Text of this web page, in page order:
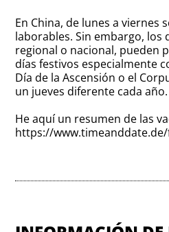
En China, de lunes a viernes
laborables. Sin embargo, los
regional o nacional, pueden
días festivos especialmente
Día de la Ascensión o el
un jueves diferente cada año.
He aquí un resumen de las
https://